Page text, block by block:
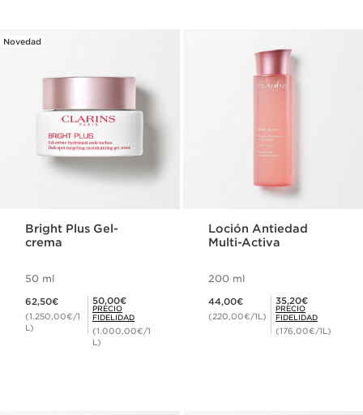
Novedad
Bright Plus Gel-
crema
50 ml
62,50€
(1.250,00€/1
L)
Precio Fidelidad 50,00€
50,00€
PRECIO
FIDELIDAD
(1.000,00€/1
L)
Loción Antiedad
Multi-Activa
200 ml
44,00€
(220,00€/1L)
Precio Fidelidad 35,20€
35,20€
PRECIO
FIDELIDAD
(176,00€/1L)